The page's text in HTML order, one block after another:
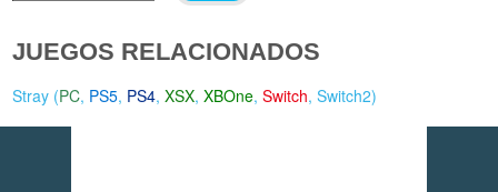
JUEGOS RELACIONADOS
Stray (PC, PS5, PS4,XSX,XBOne,Switch,Switch2)